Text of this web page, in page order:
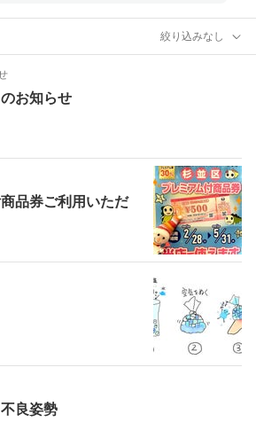
絞り込みなし
お知らせ
品券ご利用いただ
良姿勢